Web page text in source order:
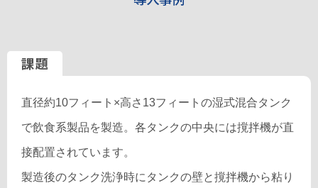
課題
直径約10フィート×高さ13フィートの湿式混合タンク
で飲食系製品を製造。各タンクの中央には撹拌機が直
接配置されています。
製造後のタンク洗浄時にタンクの壁と撹拌機から粘り